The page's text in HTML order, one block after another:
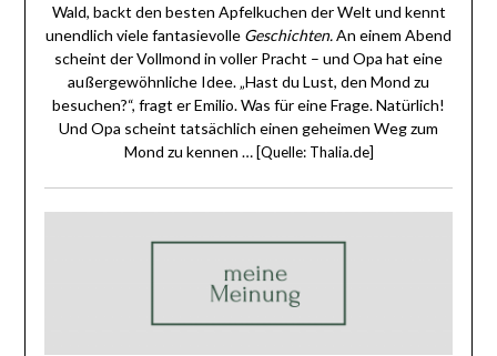
Wald, backt den besten Apfelkuchen der Welt und kennt
unendlich viele fantasievolle Geschichten.An einem Abend
scheint der Vollmond in voller Pracht – und Opa hat eine
außergewöhnliche Idee. „Hast du Lust, den Mond zu
besuchen?“, fragt er Emilio. Was für eine Frage. Natürlich!
Und Opa scheint tatsächlich einen geheimen Weg zum
Mond zu kennen … [Quelle: Thalia.de]